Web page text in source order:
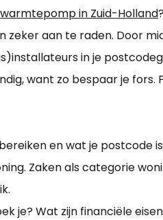
in Zuid-Holland
zeker aan te raden. Door
in je
want zo bespaar je
en wat je postcode
Zaken als categorie
je? Wat zijn financiële